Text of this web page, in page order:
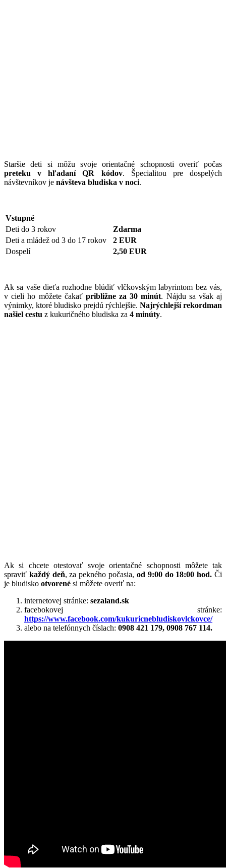
Staršie deti si môžu svoje orientačné schopnosti overiť počas
preteku v hľadaní QR kódov. Špecialitou pre dospelých
návštevníkov je návšteva bludiska v noci.
Vstupné
Deti do 3 rokov
Zdarma
Deti a mládež od 3 do 17 rokov
2 EUR
Dospelí
2,50 EUR
Ak sa vaše dieťa rozhodne blúdiť vlčkovským labyrintom bez vás,
v cieli ho môžete čakať približne za 30 minút. Nájdu sa však aj
výnimky, ktoré bludisko prejdú rýchlejšie. Najrýchlejší rekordman
našiel cestu z kukuričného bludiska za 4 minúty.
Ak si chcete otestovať svoje orientačné schopnosti môžete tak
spraviť každý deň, za pekného počasia, od 9:00 do 18:00 hod. Či
je bludisko otvorené si môžete overiť na:
internetovej stránke: sezaland.sk
facebokovej stránke:
https://www.facebook.com/kukuricnebludiskovlckovce/
alebo na telefónnych číslach: 0908 421 179, 0908 767 114.